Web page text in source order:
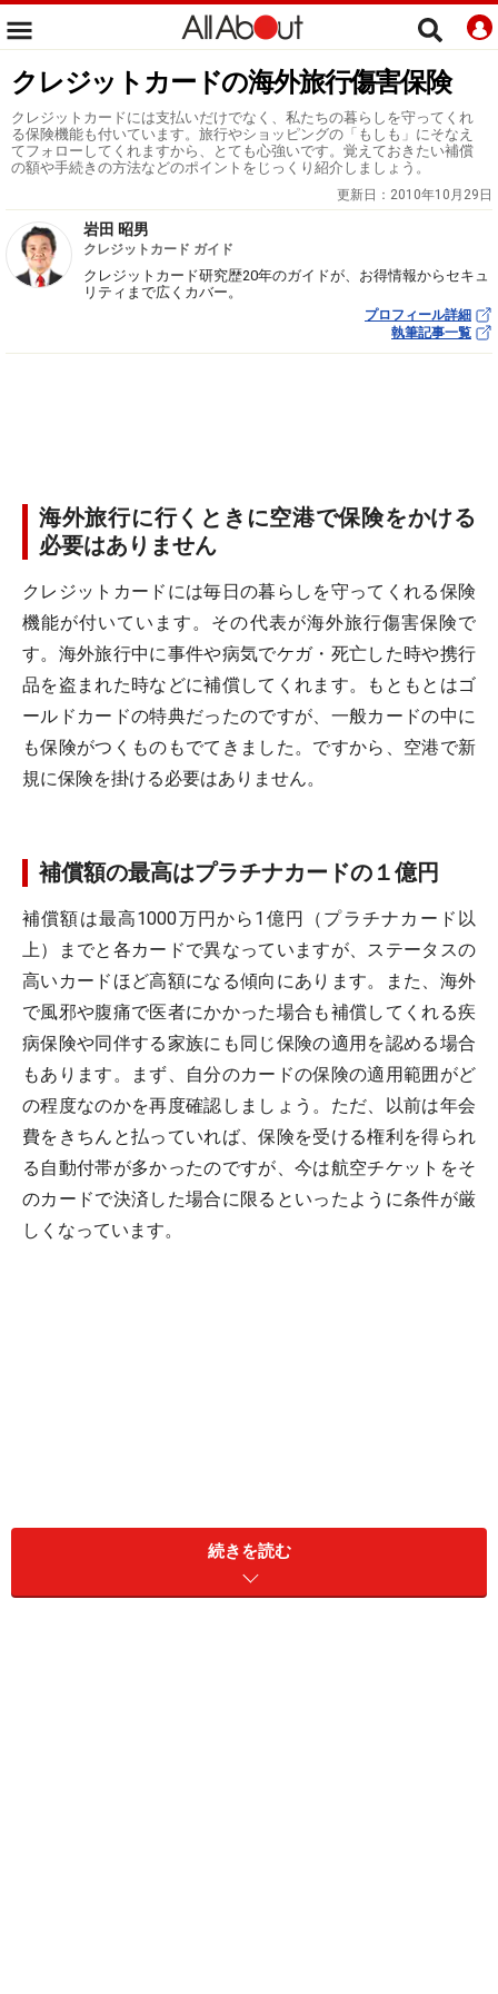
クレジットカードの海外旅行傷害保険
クレジットカードには支払いだけでなく、私たちの暮らしを守ってくれ
る保険機能も付いています。旅行やショッピングの「もしも」にそなえ
てフォローしてくれますから、とても心強いです。覚えておきたい補償
の額や手続きの方法などのポイントをじっくり紹介しましょう。
更新日： 2010年10月29日
岩田 昭男
クレジットカード ガイド
クレジットカード研究歴20年のガイドが、お得情報からセキュ
リティまで広くカバー。
プロフィール詳細
執筆記事一覧
海外旅行に行くときに空港で保険をかける
必要はありません
クレジットカードには毎日の暮らしを守ってくれる保険
機能が付いています。その代表が海外旅行傷害保険で
す。海外旅行中に事件や病気でケガ・死亡した時や携行
品を盗まれた時などに補償してくれます。もともとはゴ
ールドカードの特典だったのですが、一般カードの中に
も保険がつくものもでてきました。ですから、空港で新
規に保険を掛ける必要はありません。
補償額の最高はプラチナカードの１億円
補償額は最高1000万円から1億円（プラチナカード以
上）までと各カードで異なっていますが、ステータスの
高いカードほど高額になる傾向にあります。また、海外
で風邪や腹痛で医者にかかった場合も補償してくれる疾
病保険や同伴する家族にも同じ保険の適用を認める場合
もあります。まず、自分のカードの保険の適用範囲がど
の程度なのかを再度確認しましょう。ただ、以前は年会
費をきちんと払っていれば、保険を受ける権利を得られ
る自動付帯が多かったのですが、今は航空チケットをそ
のカードで決済した場合に限るといったように条件が厳
しくなっています。
続きを読む